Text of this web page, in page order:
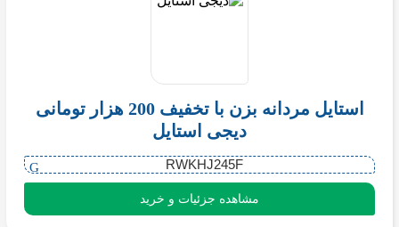
استایل مردانه بزن با تخفیف 200 هزار تومانی
دیجی استایل
RWKHJ245F
مشاهده جزئیات و خرید